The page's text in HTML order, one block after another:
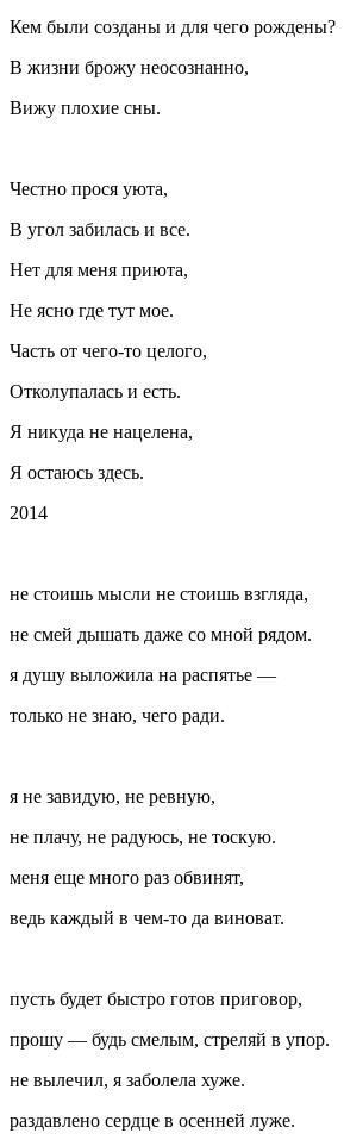
Кем были созданы и для чего рождены?
В жизни брожу неосознанно,
Вижу плохие сны.
Честно прося уюта,
В угол забилась и все.
Нет для меня приюта,
Не ясно где тут мое.
Часть от чего-то целого,
Отколупалась и есть.
Я никуда не нацелена,
Я остаюсь здесь.
2014
не стоишь мысли не стоишь взгляда,
не смей дышать даже со мной рядом.
я душу выложила на распятье —
только не знаю, чего ради.
я не завидую, не ревную,
не плачу, не радуюсь, не тоскую.
меня еще много раз обвинят,
ведь каждый в чем-то да виноват.
пусть будет быстро готов приговор,
прошу — будь смелым, стреляй в упор.
не вылечил, я заболела хуже.
раздавлено сердце в осенней луже.